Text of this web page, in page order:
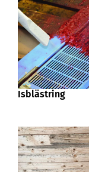
Isblästring